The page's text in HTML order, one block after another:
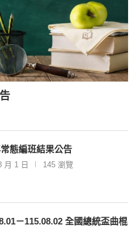
態編班結果公告
月 1 日 145 瀏覽
－115.08.02 全國總統盃曲棍